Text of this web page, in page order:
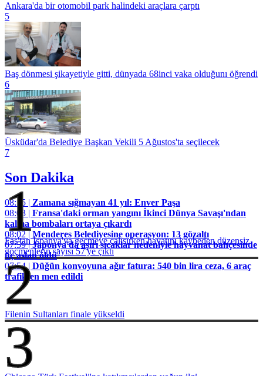
Ankara'da bir otomobil park halindeki araçlara çarptı
5
Baş dönmesi şikayetiyle gitti, dünyada 68inci vaka olduğunı öğrendi
6
Üsküdar'da Belediye Başkan Vekili 5 Ağustos'ta seçilecek
7
Son Dakika
08:15 | Zamana sığmayan 41 yıl: Enver Paşa
08:03 | Fransa'daki orman yangını İkinci Dünya Savaşı'ndan
kalma bombaları ortaya çıkardı
08:02 |Menderes Belediyesine operasyon: 13 gözaltı
07:59 |Japonya'da aşırı sıcaklar nedeniyle hayvanat bahçesinde
üç aslan öldü
07:54 | Düğün konvoyuna ağır fatura: 540 bin lira ceza, 6 araç
trafikten men edildi
1
Fas'tan İspanya'ya geçmeye çalışırken hayatını kaybeden düzensiz
göçmenlerin sayısı 57'ye çıktı
2
Filenin Sultanları finale yükseldi
3